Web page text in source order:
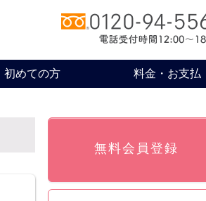
初めての方 料金・お支払
無料会員登録